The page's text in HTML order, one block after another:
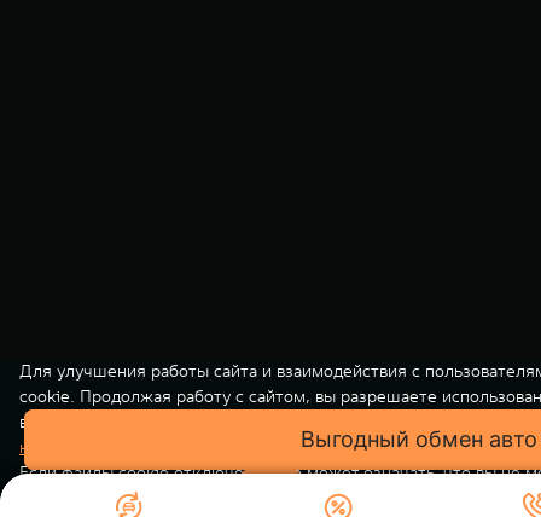
Для улучшения работы сайта и взаимодействия с
cookie. Продолжая работу с сайтом, вы разрешаете
вашей персональной информации на нашем сайте
конфиденциальности
. Вы всегда можете отключить файлы
Если файлы cookie отключены, это может означать, что вы не
использовать все функции нашего сайта.
Выгодный обмен авто
Выгодный обмен авто